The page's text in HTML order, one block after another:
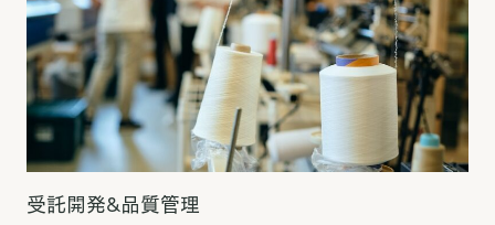
受託開発&品質管理